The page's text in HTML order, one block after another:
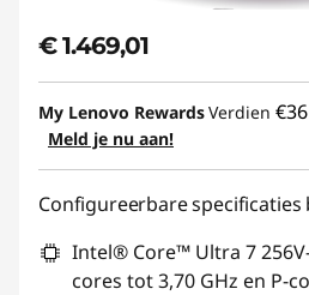
€ 1.469,01
My Lenovo RewardsVerdien €36
Meld je nu aan!
Configureerbare specificaties
Intel® Core™ Ultra 7
cores tot 3,70 GHz en P-